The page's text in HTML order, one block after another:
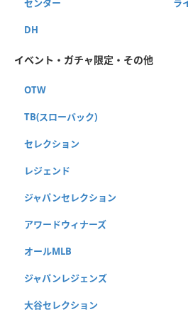
センター ラ
DH
イベント・ガチャ限定・その他
OTW
TB(スローバック)
セレクション
レジェンド
ジャパンセレクション
アワードウィナーズ
オールMLB
ジャパンレジェンズ
大谷セレクション